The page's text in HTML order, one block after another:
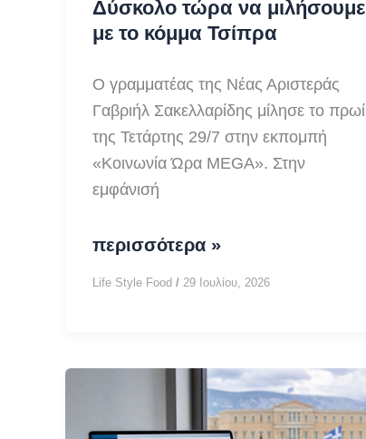
Δύσκολο τώρα να μιλήσουμε
με το κόμμα Τσίπρα
Ο γραμματέας της Νέας Αριστεράς
Γαβριήλ Σακελλαρίδης μίλησε το πρωί
της Τετάρτης 29/7 στην εκπομπή
«Κοινωνία Ώρα MEGA». Στην
εμφάνισή
Σακελλαρίδης
στο
τώρα
περισσότερα »
Life Style Food / 29 Ιουλίου, 2026